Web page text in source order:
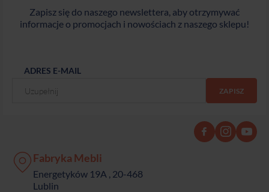
Zapisz się do naszego newslettera, aby otrzymywać
informacje o promocjach i nowościach z naszego sklepu!
ADRES E-MAIL
Fabryka Mebli
Energetyków 19A , 20-468
Lublin